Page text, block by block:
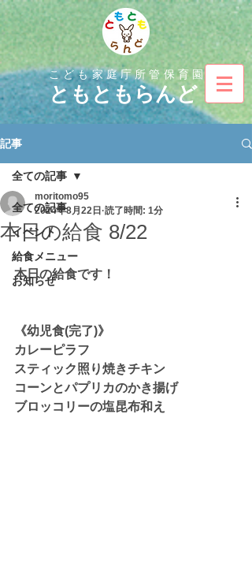
こども家庭庁所管保育園
ともともらんど
記事
全ての記事
イベント
給食メニュー
お知らせ
全ての記事
本日の給食 8/22
moritomo95
2024年8月22日 読了時間: 1分
本日の給食です！
《幼児食(完了)》
カレーピラフ
スティック照り焼きチキン
コーンとパプリカのかき揚げ
ブロッコリーの塩昆布和え